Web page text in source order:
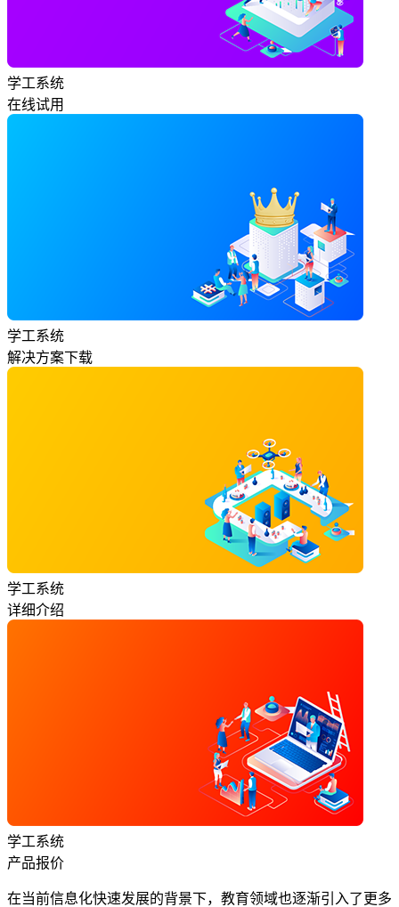
学工系统
在线试用
学工系统
解决方案下载
学工系统
详细介绍
学工系统
产品报价
在当前信息化快速发展的背景下，教育领域也逐渐引入了更多